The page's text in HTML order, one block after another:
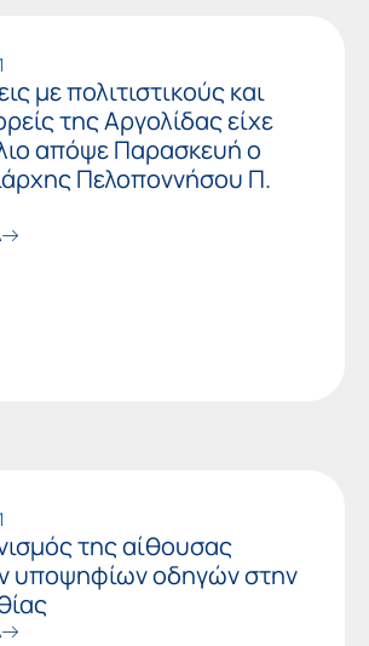
με πολιτιστικούς και
της Αργολίδας είχε
απόψε Παρασκευή ο
Πελοποννήσου Π.
της αίθουσας
υποψηφίων οδηγών στην